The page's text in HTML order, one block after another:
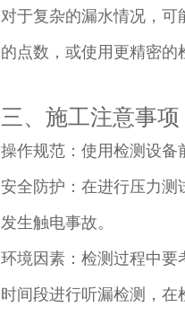
对于复杂的漏水情况，可
的点数，或使用更精密的
三、施工注意事项​
操作规范：使用检测设备
安全防护：在进行压力
发生触电事故。​
环境因素：检测过程中
时间段进行听漏检测，在